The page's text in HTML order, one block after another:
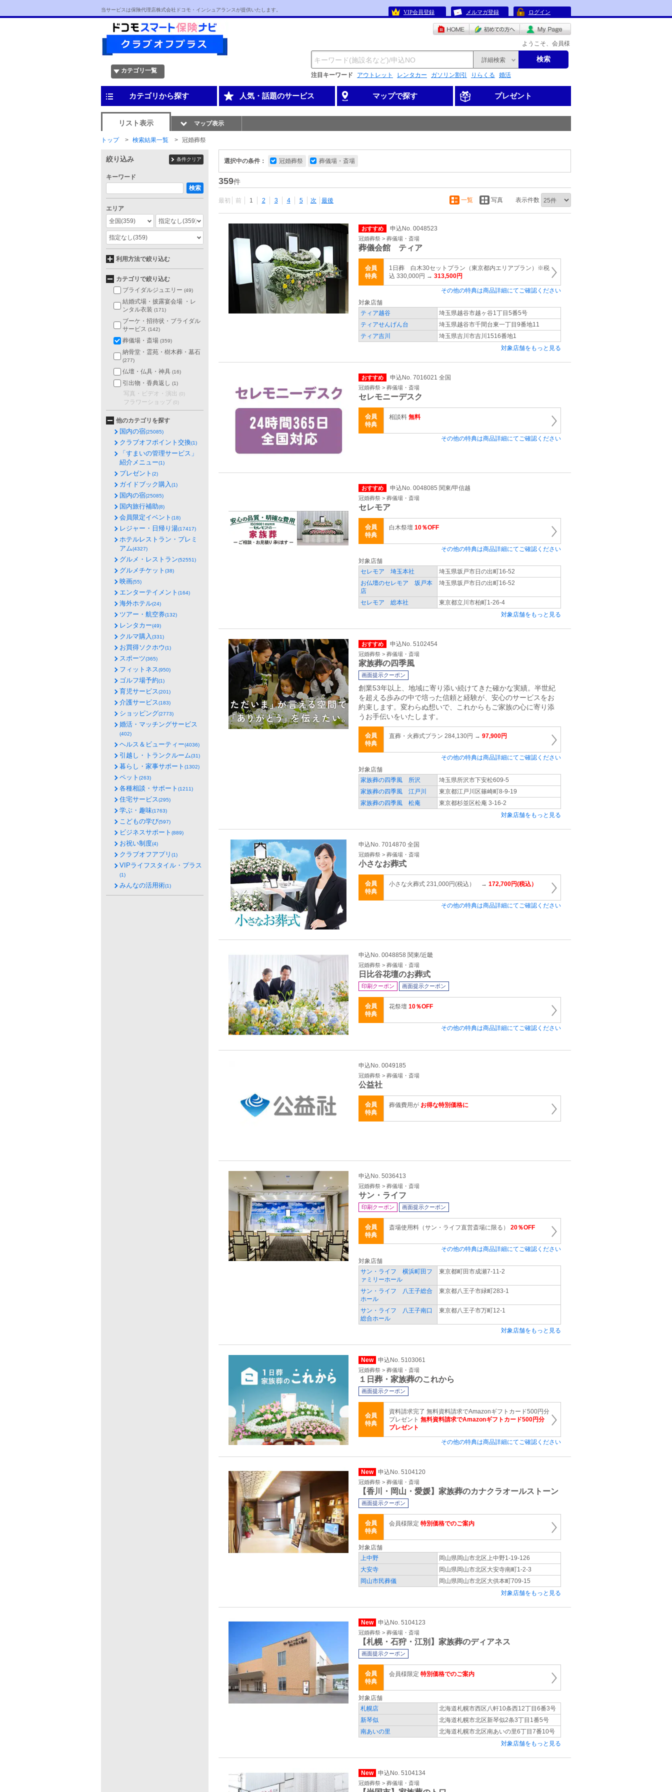
当サービスは保険代理店株式会社ドコモ・インシュアランスが提供いたします。 VIP会員登録 メルマガ登録 ログイン
ようこそ、会員様
カテゴリ一覧
詳細検索 検索
注目キーワード アウトレット レンタカー ガソリン割引 りらくる 婚活
カテゴリから探す 人気・話題のサービス マップで探す プレゼント
リスト表示 マップ表示
トップ 検索結果一覧 冠婚葬祭
選択中の条件： 冠婚葬祭 葬儀場・斎場
359件
最初 前 1 2 3 4 5 次 最後 一覧 写真 表示件数
おすすめ 申込No. 0048523
冠婚葬祭 > 葬儀場・斎場
葬儀会館 ティア
会員
特典
1日葬 白木30セットプラン（東京都内エリアプラン）※税
込 330,000円 → 313,500円
その他の特典は商品詳細にてご確認ください
対象店舗
ティア越谷
埼玉県越谷市越ヶ谷1丁目5番5号
ティアせんげん台
埼玉県越谷市千間台東一丁目9番地11
ティア吉川
埼玉県吉川市吉川1516番地1
対象店舗をもっと見る
おすすめ 申込No. 7016021 全国
冠婚葬祭 > 葬儀場・斎場
セレモニーデスク
会員
特典
相談料 無料
その他の特典は商品詳細にてご確認ください
おすすめ 申込No. 0048085 関東/甲信越
冠婚葬祭 > 葬儀場・斎場
セレモア
会員
特典
白木祭壇 10％OFF
その他の特典は商品詳細にてご確認ください
対象店舗
セレモア 埼玉本社
埼玉県坂戸市日の出町16‐52
お仏壇のセレモア 坂戸本
店
埼玉県坂戸市日の出町16‐52
セレモア 総本社
東京都立川市柏町1‐26‐4
対象店舗をもっと見る
おすすめ 申込No. 5102454
冠婚葬祭 > 葬儀場・斎場
家族葬の四季風
画面提示クーポン
創業53年以上、地域に寄り添い続けてきた確かな実績。半世紀
を超える歩みの中で培った信頼と経験が、安心のサービスをお
約束します。変わらぬ想いで、これからもご家族の心に寄り添
うお手伝いをいたします。
会員
特典
直葬・火葬式プラン 284,130円 → 97,900円
その他の特典は商品詳細にてご確認ください
対象店舗
家族葬の四季風 所沢
埼玉県所沢市下安松609-5
家族葬の四季風 江戸川
東京都江戸川区篠崎町8-9-19
家族葬の四季風 松庵
東京都杉並区松庵 3-16-2
対象店舗をもっと見る
申込No. 7014870 全国
冠婚葬祭 > 葬儀場・斎場
小さなお葬式
会員
特典
小さな火葬式 231,000円(税込） → 172,700円(税込）
その他の特典は商品詳細にてご確認ください
申込No. 0048858 関東/近畿
冠婚葬祭 > 葬儀場・斎場
日比谷花壇のお葬式
印刷クーポン 画面提示クーポン
会員
特典
花祭壇 10％OFF
その他の特典は商品詳細にてご確認ください
申込No. 0049185
冠婚葬祭 > 葬儀場・斎場
公益社
会員
特典
葬儀費用が お得な特別価格に
申込No. 5036413
冠婚葬祭 > 葬儀場・斎場
サン・ライフ
印刷クーポン 画面提示クーポン
会員
特典
斎場使用料（サン・ライフ直営斎場に限る） 20％OFF
その他の特典は商品詳細にてご確認ください
対象店舗
サン・ライフ 横浜町田フ
ァミリーホール
東京都町田市成瀬7-11-2
サン・ライフ 八王子総合
ホール
東京都八王子市緑町283-1
サン・ライフ 八王子南口
総合ホール
東京都八王子市万町12-1
対象店舗をもっと見る
New 申込No. 5103061
冠婚葬祭 > 葬儀場・斎場
１日葬・家族葬のこれから
画面提示クーポン
会員
特典
資料請求完了 無料資料請求でAmazonギフトカード500円分
プレゼント 無料資料請求でAmazonギフトカード500円分
プレゼント
その他の特典は商品詳細にてご確認ください
New 申込No. 5104120
冠婚葬祭 > 葬儀場・斎場
【香川・岡山・愛媛】家族葬のカナクラオールストーン
画面提示クーポン
会員
特典
会員様限定 特別価格でのご案内
対象店舗
上中野
岡山県岡山市北区上中野1-19-126
大安寺
岡山県岡山市北区大安寺南町1-2-3
岡山市民葬儀
岡山県岡山市北区大供本町709-15
対象店舗をもっと見る
New 申込No. 5104123
冠婚葬祭 > 葬儀場・斎場
【札幌・石狩・江別】家族葬のディアネス
画面提示クーポン
会員
特典
会員様限定 特別価格でのご案内
対象店舗
札幌店
北海道札幌市西区八軒10条西12丁目6番3号
新琴似
北海道札幌市北区新琴似2条3丁目1番5号
南あいの里
北海道札幌市北区南あいの里6丁目7番10号
対象店舗をもっと見る
New 申込No. 5104134
冠婚葬祭 > 葬儀場・斎場
絞り込み 条件クリア
キーワード
検索
エリア
全国(359) 指定なし(359)
指定なし(359)
利用方法で絞り込む
カテゴリで絞り込む
ブライダルジュエリー (49)
結婚式場・披露宴会場 ・レ
ンタル衣装 (171)
ブーケ・招待状・ブライダル
サービス (142)
葬儀場・斎場 (359)
納骨堂・霊苑・樹木葬・墓石
(277)
仏壇・仏具・神具 (16)
引出物・香典返し (1)
写真・ビデオ・演出 (0)
フラワーショップ (0)
他のカテゴリを探す
国内の宿(25085)
クラブオフポイント交換(1)
「すまいの管理サービス」
紹介メニュー(1)
プレゼント (2)
ガイドブック購入 (1)
国内の宿(25085)
国内旅行補助(8)
会員限定イベント (18)
レジャー・日帰り湯(17417)
ホテルレストラン・プレミ
アム(4327)
グルメ・レストラン(52551)
グルメチケット (38)
映画(55)
エンターテイメント (164)
海外ホテル(24)
ツアー・航空券(132)
レンタカー(49)
クルマ購入 (331)
お買得ソクホウ(1)
スポーツ(365)
フィットネス(950)
ゴルフ場予約(1)
育児サービス(201)
介護サービス(183)
ショッピング(2773)
婚活・マッチングサービス
(402)
ヘルス＆ビューティー(4036)
引越し・トランクルーム(31)
暮らし・家事サポート (1302)
ペット (263)
各種相談・サポート (1211)
住宅サービス(295)
学ぶ・趣味(1763)
こどもの学び(597)
ビジネスサポート (889)
お祝い制度(4)
クラブオフアプリ (1)
VIPライフスタイル・プラス
(1)
みんなの活用術(1)